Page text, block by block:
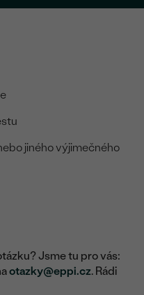
jiného výjimečného
Jsme tu pro vás:
otazky@eppi.cz. Rádi